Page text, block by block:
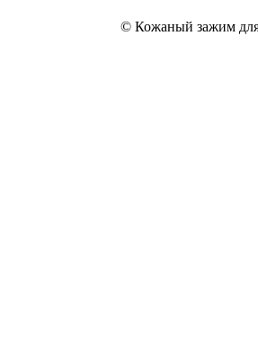
© Кожаный зажим для